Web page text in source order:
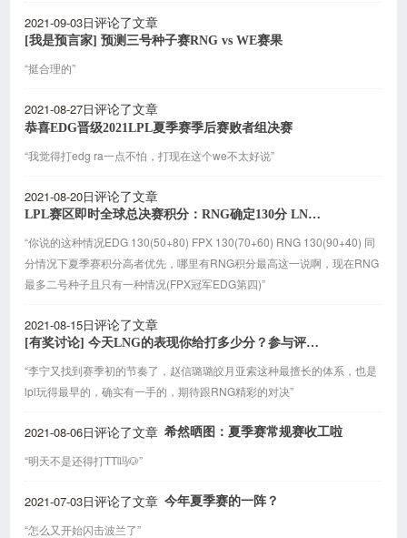
2021-09-03日评论了文章
[我是预言家] 预测三号种子赛RNG vs WE赛果
“挺合理的”
2021-08-27日评论了文章
恭喜EDG晋级2021LPL夏季赛季后赛败者组决赛
“我觉得打edg ra一点不怕，打现在这个we不太好说”
2021-08-20日评论了文章
LPL赛区即时全球总决赛积分：RNG确定130分 LNG保底60分
“你说的这种情况EDG 130(50+80) FPX 130(70+60) RNG 130(90+40) 同
分情况下夏季赛积分高者优先，哪里有RNG积分最高这一说啊，现在RNG
最多二号种子且只有一种情况(FPX冠军EDG第四)”
2021-08-15日评论了文章
[有奖讨论] 今天LNG的表现你给打多少分？参与评论送机械键盘
“李宁又找到赛季初的节奏了，赵信璐璐皎月亚索这种最擅长的体系，也是
lpl玩得最早的，确实有一手的，期待跟RNG精彩的对决”
2021-08-06日评论了文章 希然晒图：夏季赛常规赛收工啦
“明天不是还得打TT吗🐶”
2021-07-03日评论了文章 今年夏季赛的一阵？
“怎么又开始闪击波兰了”